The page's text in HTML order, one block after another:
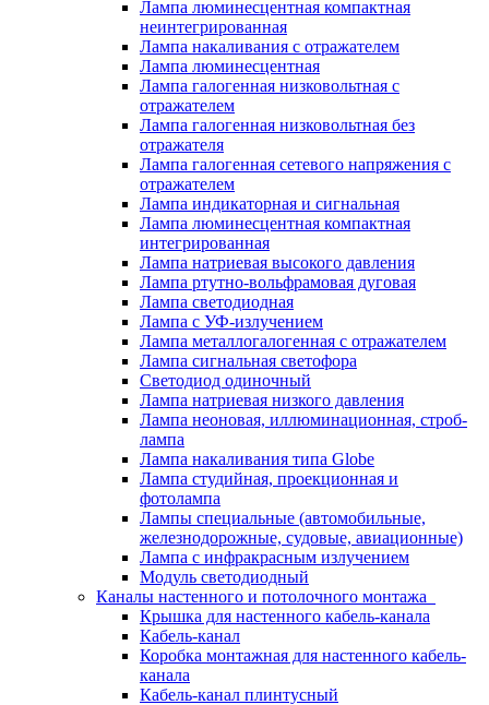
Лампа люминесцентная компактная
неинтегрированная
Лампа накаливания с отражателем
Лампа люминесцентная
Лампа галогенная низковольтная с
отражателем
Лампа галогенная низковольтная без
отражателя
Лампа галогенная сетевого напряжения с
отражателем
Лампа индикаторная и сигнальная
Лампа люминесцентная компактная
интегрированная
Лампа натриевая высокого давления
Лампа ртутно-вольфрамовая дуговая
Лампа светодиодная
Лампа с УФ-излучением
Лампа металлогалогенная с отражателем
Лампа сигнальная светофора
Светодиод одиночный
Лампа натриевая низкого давления
Лампа неоновая, иллюминационная, строб-
лампа
Лампа накаливания типа Globe
Лампа студийная, проекционная и
фотолампа
Лампы специальные (автомобильные,
железнодорожные, судовые, авиационные)
Лампа с инфракрасным излучением
Модуль светодиодный
Каналы настенного и потолочного монтажа
Крышка для настенного кабель-канала
Кабель-канал
Коробка монтажная для настенного кабель-
канала
Кабель-канал плинтусный